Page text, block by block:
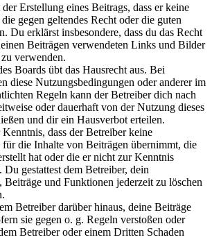
Erstellung eines Beitrags, dass er keine
gegen geltendes Recht oder die guten
Du erklärst insbesondere, dass du das Recht
Beiträgen verwendeten Links und Bilder
verwenden.
Boards übt das Hausrecht aus. Bei
diese Nutzungsbedingungen oder anderer im
Regeln kann der Betreiber dich nach
oder dauerhaft von der Nutzung dieses
und dir ein Hausverbot erteilen.
dass der Betreiber keine
die Inhalte von Beiträgen übernimmt, die
hat oder die er nicht zur Kenntnis
Du gestattest dem Betreiber, dein
Beiträge und Funktionen jederzeit zu löschen
Betreiber darüber hinaus, deine Beiträge
sie gegen o. g. Regeln verstoßen oder
Betreiber oder einem Dritten Schaden